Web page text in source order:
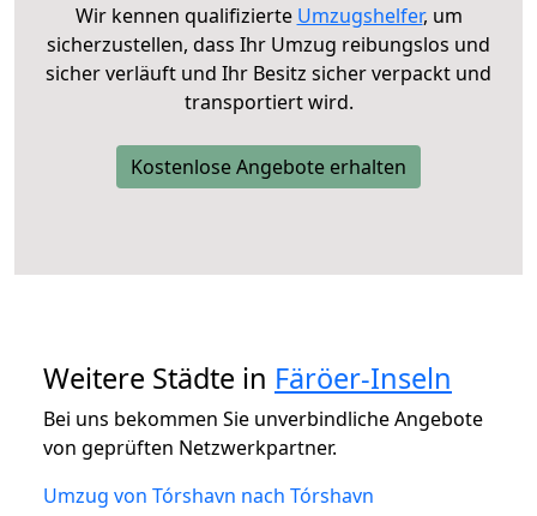
Wir kennen qualifizierte Umzugshelfer, um
sicherzustellen, dass Ihr Umzug reibungslos und
sicher verläuft und Ihr Besitz sicher verpackt und
transportiert wird.
Kostenlose Angebote erhalten
Weitere Städte in Färöer-Inseln
Bei uns bekommen Sie unverbindliche Angebote
von geprüften Netzwerkpartner.
Umzug von Tórshavn nach Tórshavn